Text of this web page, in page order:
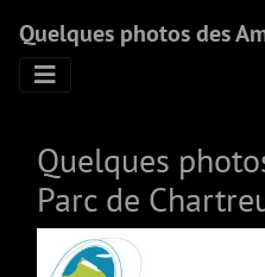
Quelques photos des
Quelques
Parc de